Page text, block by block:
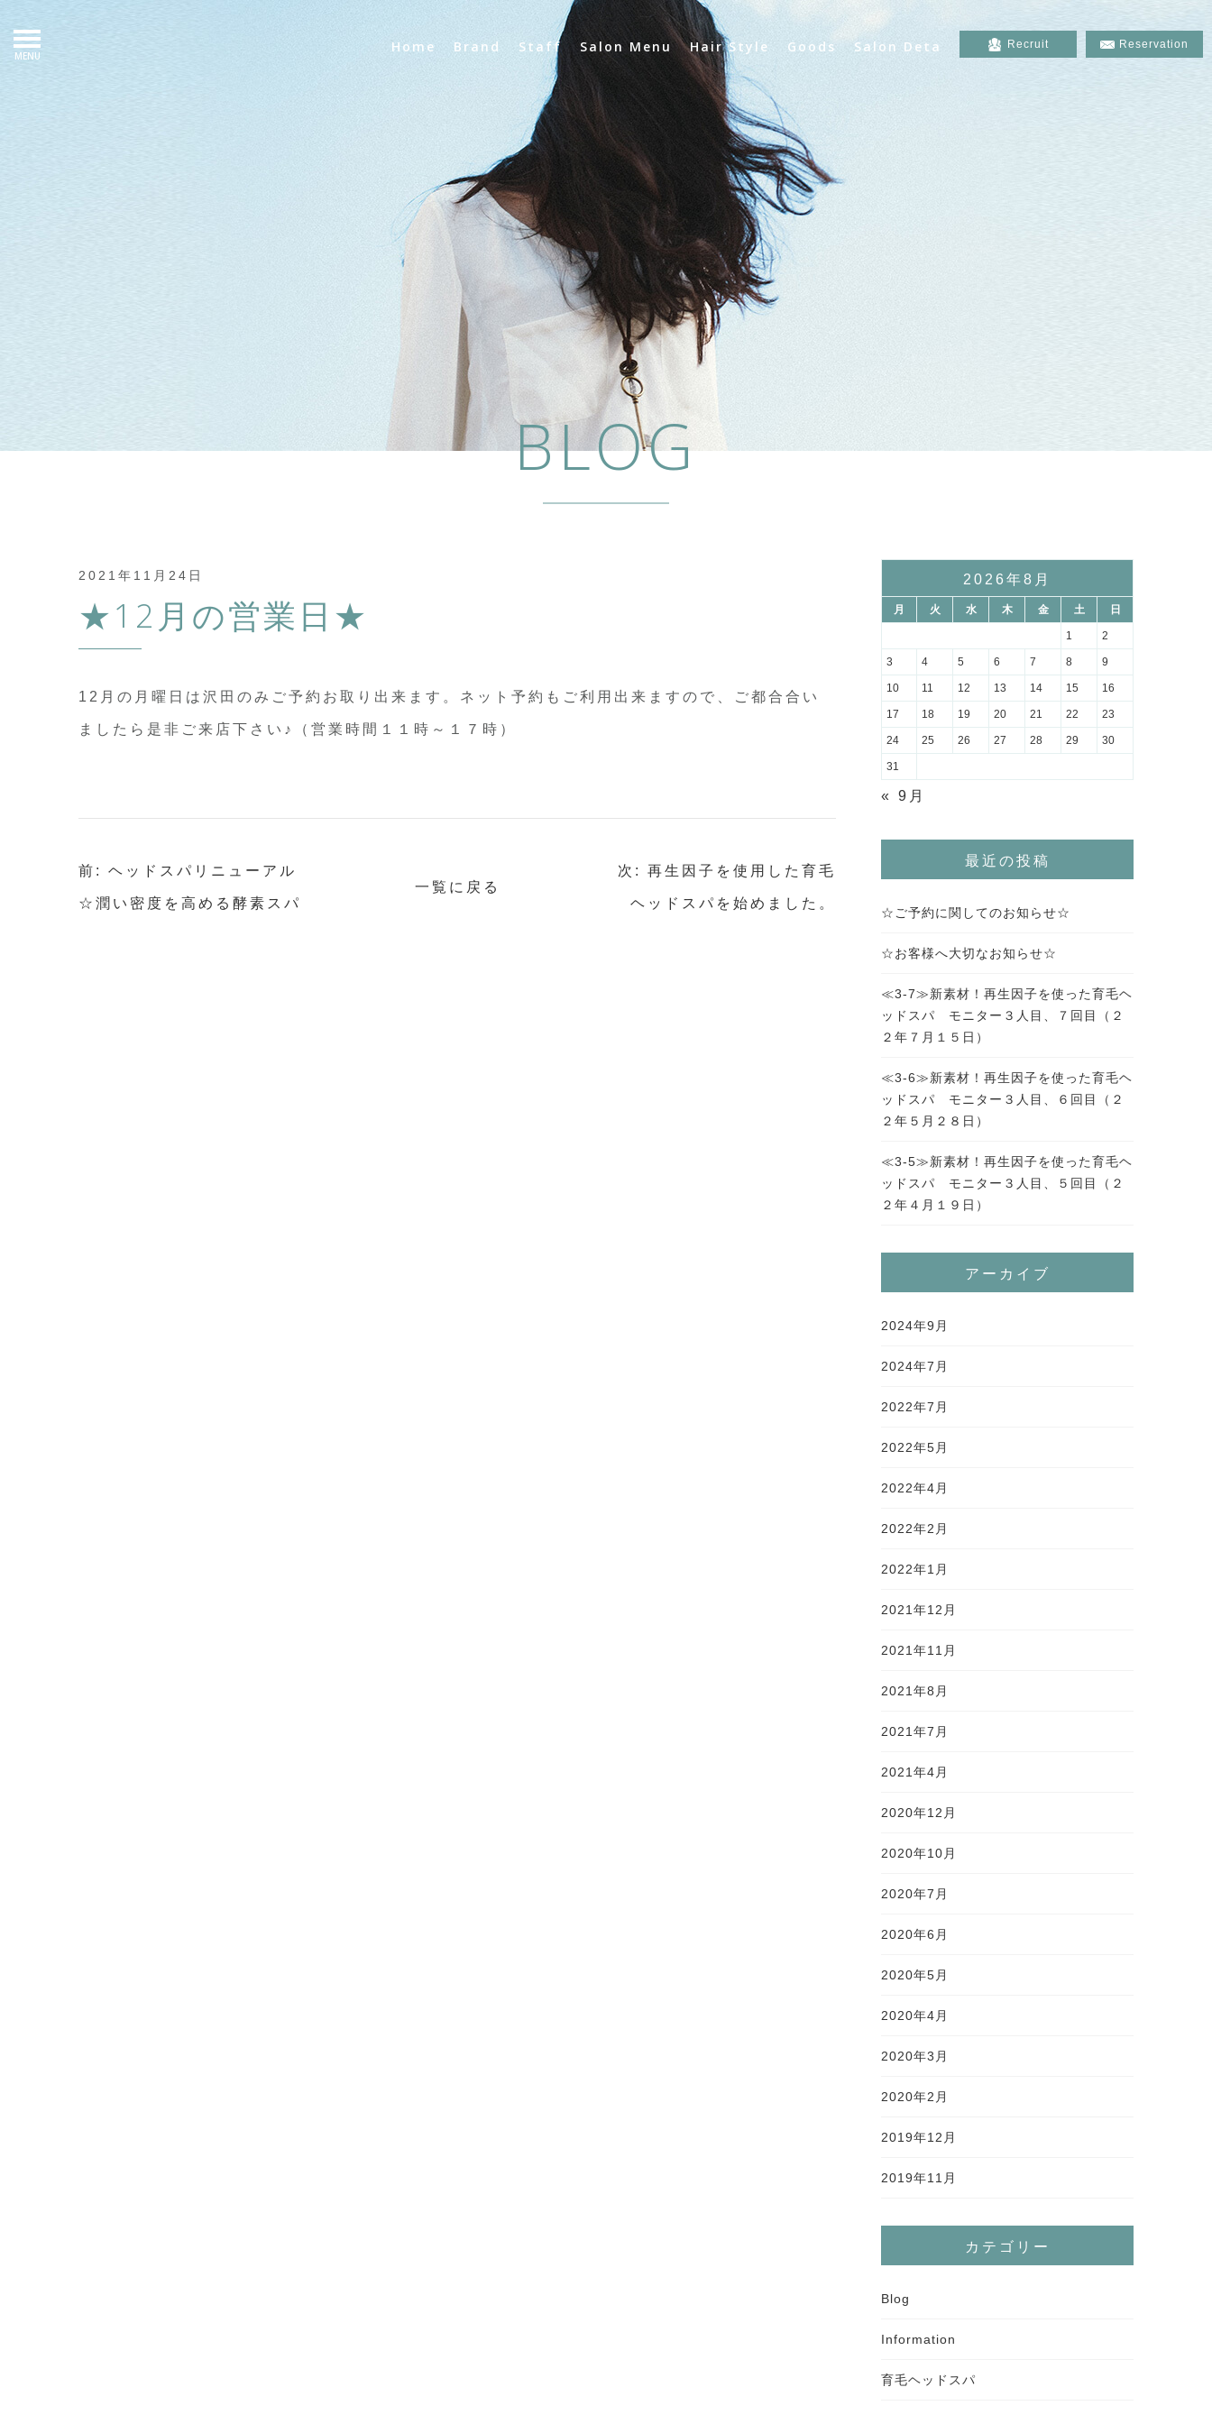
Home Brand Staff Salon Menu Hair Style Goods Salon Deta
MENU
BLOG
2021年11月24日
★12月の営業日★
12月の月曜日は沢田のみご予約お取り出来ます。ネット予約もご利用出来ますので、ご都合合い
ましたら是非ご来店下さい♪（営業時間１１時～１７時）
前: ヘッドスパリニューアル
☆潤い密度を高める酵素スパ
一覧に戻る
次: 再生因子を使用した育毛
ヘッドスパを始めました。
2026年8月
月 火 水 木 金 土 日
1 2
3 4 5 6 7 8 9
10 11 12 13 14 15 16
17 18 19 20 21 22 23
24 25 26 27 28 29 30
31
« 9月
最近の投稿
☆ご予約に関してのお知らせ☆
☆お客様へ大切なお知らせ☆
≪3-7≫新素材！再生因子を使った育毛ヘ
ッドスパ モニター３人目、７回目（２
２年７月１５日）
≪3-6≫新素材！再生因子を使った育毛ヘ
ッドスパ モニター３人目、６回目（２
２年５月２８日）
≪3-5≫新素材！再生因子を使った育毛ヘ
ッドスパ モニター３人目、５回目（２
２年４月１９日）
アーカイブ
2024年9月
2024年7月
2022年7月
2022年5月
2022年4月
2022年2月
2022年1月
2021年12月
2021年11月
2021年8月
2021年7月
2021年4月
2020年12月
2020年10月
2020年7月
2020年6月
2020年5月
2020年4月
2020年3月
2020年2月
2019年12月
2019年11月
カテゴリー
Blog
Information
育毛ヘッドスパ
Recruit Reservation